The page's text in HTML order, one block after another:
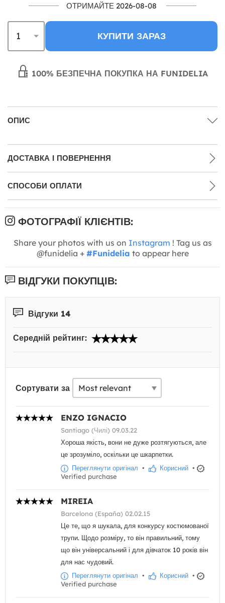
ОТРИМАЙТЕ 2026-08-08
КУПИТИ ЗАРАЗ
100% БЕЗПЕЧНА ПОКУПКА НА FUNIDELIA
ОПИС
ДОСТАВКА І ПОВЕРНЕННЯ
СПОСОБИ ОПЛАТИ
ФОТОГРАФІЇ КЛІЄНТІВ:
Share your photos with us on Instagram ! Tag us as
@funidelia + #Funidelia to appear here
ВІДГУКИ ПОКУПЦІВ:
Відгуки 14
Середній рейтинг:
Сортувати за
ENZO IGNACIO
Santiago (Чилі) 09.03.22
Хороша якість, вони не дуже розтягуються, але
це зрозуміло, оскільки це шкарпетки.
Переглянути оригінал • Корисний •
Verified purchase
MIREIA
Barcelona (España) 02.02.15
Це те, що я шукала, для конкурсу костюмованої
трупи. Щодо розміру, то він правильний, тому
що він універсальний і для дівчаток 10 років він
для нас чудовий.
Переглянути оригінал • Корисний •
Verified purchase